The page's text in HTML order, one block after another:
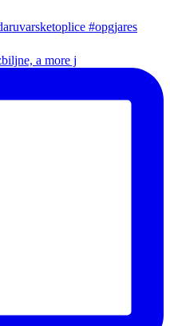
a more j